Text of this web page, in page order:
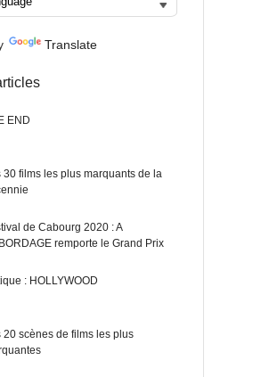
Translate
END
30 films les plus marquants de la
de Cabourg 2020 : A
remporte le Grand Prix
: HOLLYWOOD
20 scènes de films les plus